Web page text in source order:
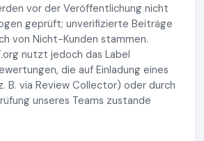
vor der Veröffentlichung nicht
geprüft; unverifizierte Beiträge
von Nicht-Kunden stammen.
nutzt jedoch das Label
die auf Einladung eines
B. via Review Collector) oder durch
unseres Teams zustande